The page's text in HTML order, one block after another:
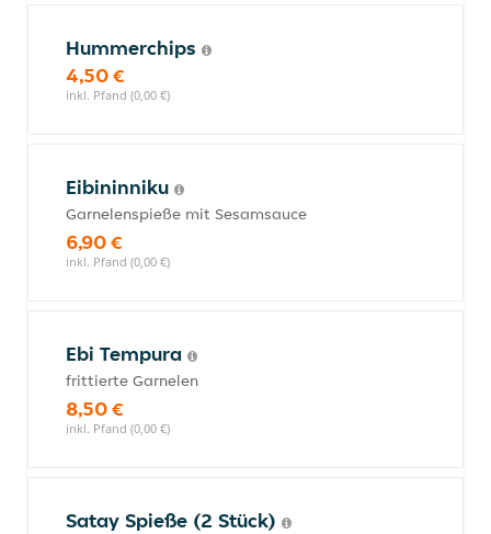
Hummerchips
4,50 €
inkl. Pfand (0,00 €)
Eibininniku
Garnelenspieße mit Sesamsauce
6,90 €
inkl. Pfand (0,00 €)
Ebi Tempura
frittierte Garnelen
8,50 €
inkl. Pfand (0,00 €)
Satay Spieße (2 Stück)